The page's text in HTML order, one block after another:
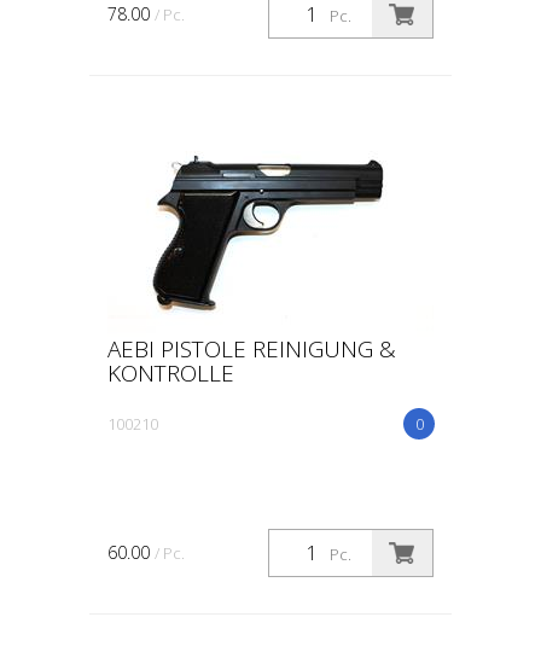
Pc.
78.00 / Pc.
AEBI PISTOLE REINIGUNG &
KONTROLLE
0
100210
Pc.
60.00 / Pc.